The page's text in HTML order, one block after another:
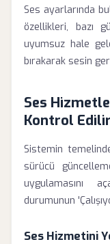
Ses ayarlarında
özellikleri, bazı
uyumsuz hale
bırakarak sesin
Ses
Kontrol
Sistemin
sürücü
uygulamasını
durumunun
Ses Hizmetini